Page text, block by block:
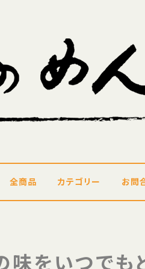
全商品 カテゴリー お問
をいつでも